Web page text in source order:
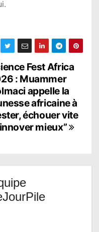
Fest Africa
: Muammer
appelle la
africaine à
échouer vite
mieux”